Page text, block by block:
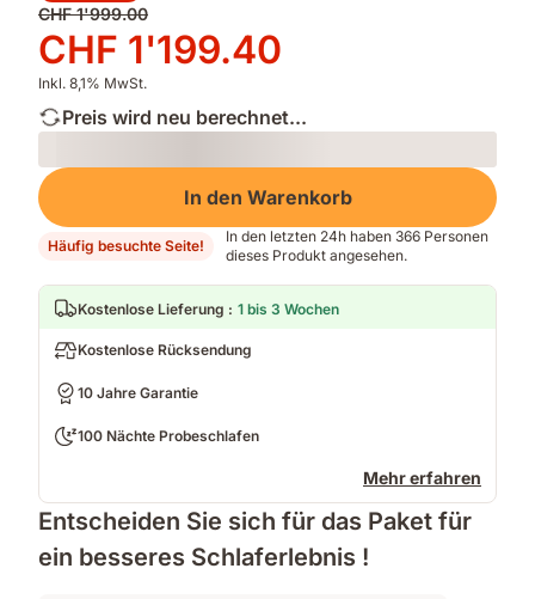
Ursprünglicher
Preis
CHF 1'999.00
CHF 1'999.00
Preis
CHF 1'199.40
CHF 1'199.40
Inkl. 8,1% MwSt.
Preis wird neu berechnet...
Loading
In den Warenkorb
Häufig besuchte Seite!
In den letzten 24h haben 366 Personen
dieses Produkt angesehen.
Kostenlose Lieferung : 1 bis 3 Wochen
Kostenlose Rücksendung
10 Jahre Garantie
100 Nächte Probeschlafen
Mehr erfahren
Entscheiden Sie sich für das Paket für
ein besseres Schlaferlebnis !